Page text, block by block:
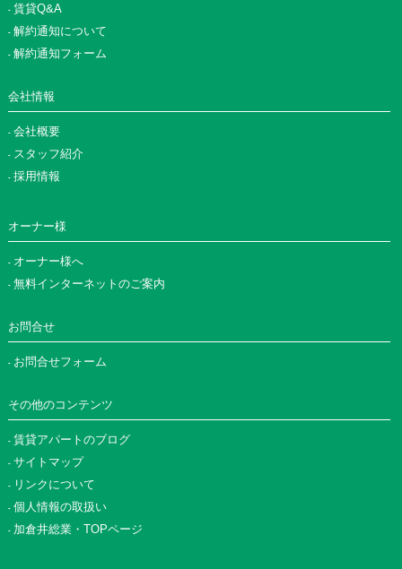
賃貸Q&A
解約通知について
解約通知フォーム
会社情報
会社概要
スタッフ紹介
採用情報
オーナー様
オーナー様へ
無料インターネットのご案内
お問合せ
お問合せフォーム
その他のコンテンツ
賃貸アパートのブログ
サイトマップ
リンクについて
個人情報の取扱い
加倉井総業・TOPページ